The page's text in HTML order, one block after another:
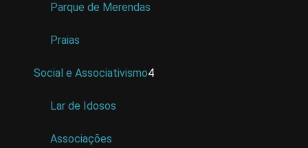
Parque de Merendas
Praias
Social e Associativismo4
Lar de Idosos
Associações